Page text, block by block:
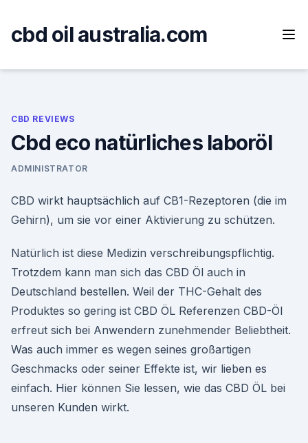
content
cbd oil australia.com
CBD REVIEWS
Cbd eco natürliches laboröl
ADMINISTRATOR
CBD wirkt hauptsächlich auf CB1-Rezeptoren (die im
Gehirn), um sie vor einer Aktivierung zu schützen.
Natürlich ist diese Medizin verschreibungspflichtig.
Trotzdem kann man sich das CBD Öl auch in
Deutschland bestellen. Weil der THC-Gehalt des
Produktes so gering ist CBD ÖL Referenzen CBD-Öl
erfreut sich bei Anwendern zunehmender Beliebtheit.
Was auch immer es wegen seines großartigen
Geschmacks oder seiner Effekte ist, wir lieben es
einfach. Hier können Sie lessen, wie das CBD ÖL bei
unseren Kunden wirkt.